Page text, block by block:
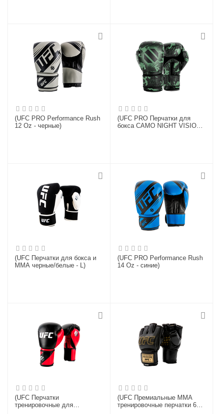
(UFC PRO Performance Rush
12 Oz - черные)
(UFC PRO Перчатки для
бокса CAMO NIGHT VISION -
(UFC Перчатки для бокса и
ММА черные/белые - L)
(UFC PRO Performance Rush
14 Oz - синие)
(UFC Перчатки
тренировочные для
(UFC Премиальные MMA
тренировочные перчатки 6